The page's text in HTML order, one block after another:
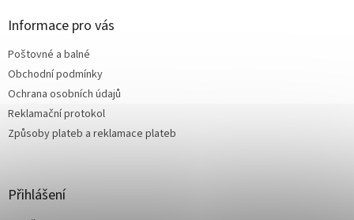
Informace pro vás
Poštovné a balné
Obchodní podmínky
Ochrana osobních údajů
Reklamační protokol
Způsoby plateb a reklamace plateb
Přihlášení